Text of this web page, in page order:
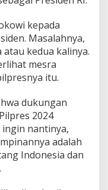
kepada
Masalahnya,
kedua kalinya.
mesra
itu.
dukungan
2024
ingin nantinya,
adalah
Indonesia dan